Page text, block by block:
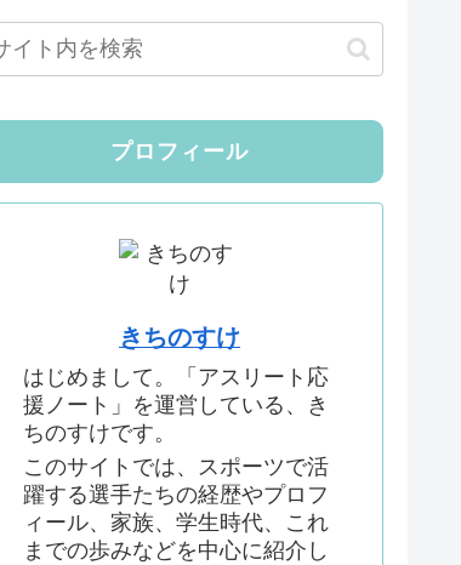
プロフィール
きちのすけ
はじめまして。「アスリート応
援ノート」を運営している、き
ちのすけです。
このサイトでは、スポーツで活
躍する選手たちの経歴やプロフ
ィール、家族、学生時代、これ
までの歩みなどを中心に紹介し